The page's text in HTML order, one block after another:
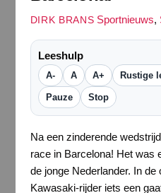
DIRK BRANS Sportnieuws,
Leeshulp
A- A A+ Rustige
Pauze Stop
Na een zinderende
race in Barcelona! Het was
de jonge Nederlander. In de
Kawasaki-rijder iets een